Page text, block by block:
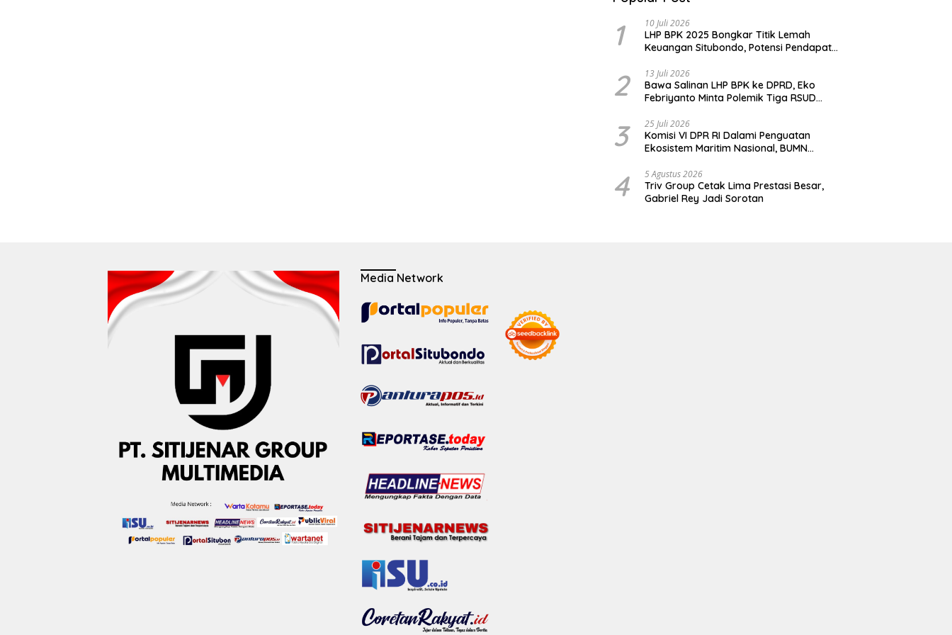
1 10 Juli 2026
LHP BPK 2025 Bongkar Titik Lemah
Keuangan Situbondo, Potensi Pendapatan
2 13 Juli 2026
Bawa Salinan LHP BPK ke DPRD, Eko
Febriyanto Minta Polemik Tiga RSUD
Opini
3 25 Juli 2026
Komisi VI DPR RI Dalami Penguatan
Ekosistem Maritim Nasional, BUMN
Surabaya
4 5 Agustus 2026
Triv Group Cetak Lima Prestasi Besar,
Gabriel Rey Jadi Sorotan
Media Network